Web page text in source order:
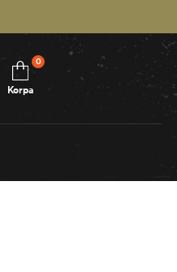
Korpa
0